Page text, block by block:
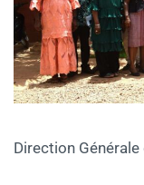
‎Direction Générale